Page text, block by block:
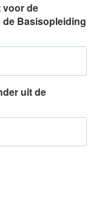
voor de
de Basisopleiding
uit de